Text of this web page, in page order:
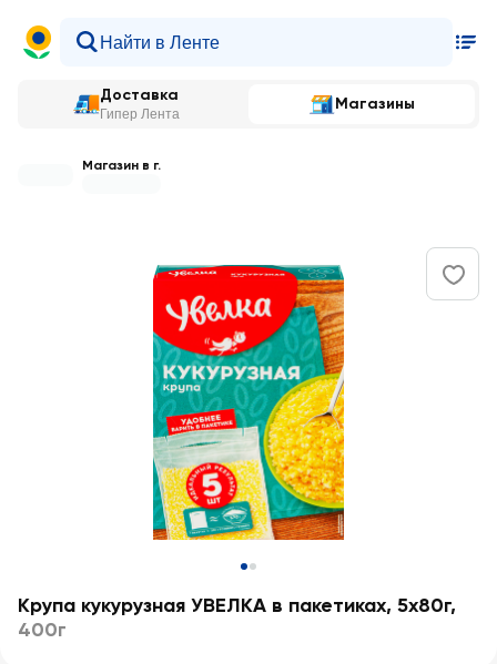
Доставка
Гипер Лента
Магазины
Магазин в г.
Крупа кукурузная УВЕЛКА в пакетиках, 5х80г,
400г